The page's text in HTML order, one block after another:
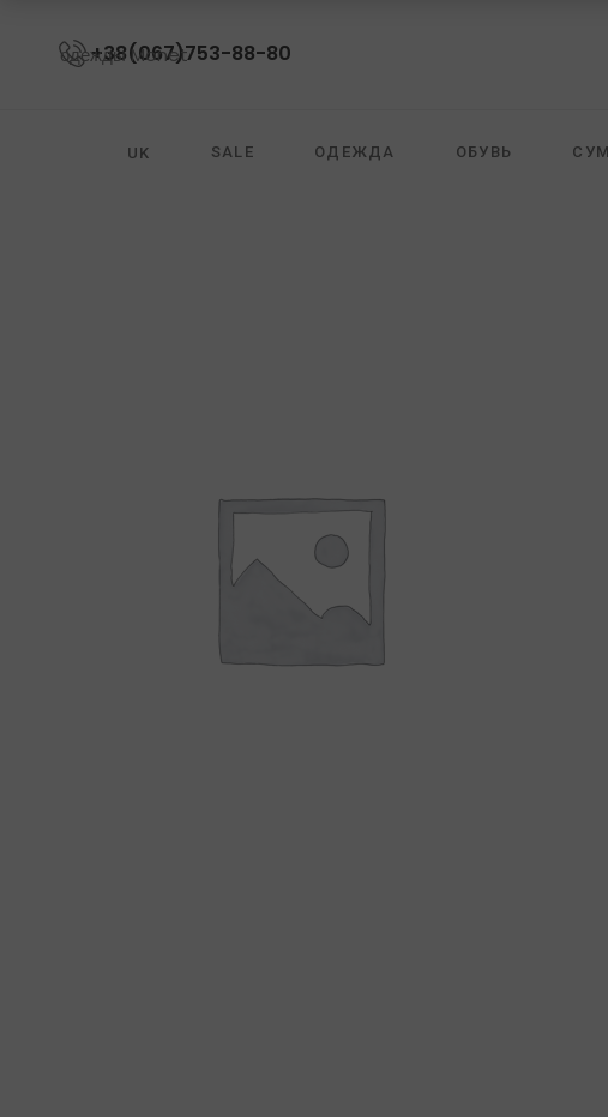
+38(067)753-88-80
UK SALE ОДЕЖДА ОБУВЬ